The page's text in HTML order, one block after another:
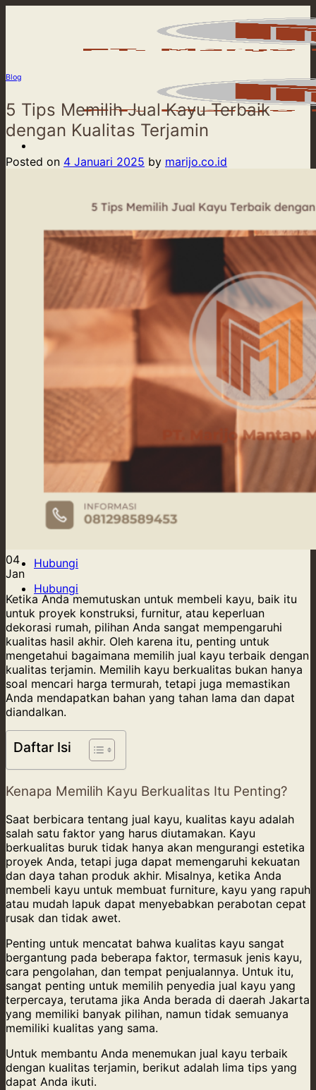
Product
Our Service
Our Supply
Blog
Kontak Kami
Hubungi
Hubungi
Blog
5 Tips Memilih Jual Kayu Terbaik
dengan Kualitas Terjamin
Posted on 4 Januari 2025 by marijo.co.id
04
Jan
Ketika Anda memutuskan untuk membeli kayu, baik itu
untuk proyek konstruksi, furnitur, atau keperluan
dekorasi rumah, pilihan Anda sangat mempengaruhi
kualitas hasil akhir. Oleh karena itu, penting untuk
mengetahui bagaimana memilih jual kayu terbaik dengan
kualitas terjamin. Memilih kayu berkualitas bukan hanya
soal mencari harga termurah, tetapi juga memastikan
Anda mendapatkan bahan yang tahan lama dan dapat
diandalkan.
Daftar Isi
Kenapa Memilih Kayu Berkualitas Itu Penting?
Saat berbicara tentang jual kayu, kualitas kayu adalah
salah satu faktor yang harus diutamakan. Kayu
berkualitas buruk tidak hanya akan mengurangi estetika
proyek Anda, tetapi juga dapat memengaruhi kekuatan
dan daya tahan produk akhir. Misalnya, ketika Anda
membeli kayu untuk membuat furniture, kayu yang rapuh
atau mudah lapuk dapat menyebabkan perabotan cepat
rusak dan tidak awet.
Penting untuk mencatat bahwa kualitas kayu sangat
bergantung pada beberapa faktor, termasuk jenis kayu,
cara pengolahan, dan tempat penjualannya. Untuk itu,
sangat penting untuk memilih penyedia jual kayu yang
terpercaya, terutama jika Anda berada di daerah Jakarta
yang memiliki banyak pilihan, namun tidak semuanya
memiliki kualitas yang sama.
Untuk membantu Anda menemukan jual kayu terbaik
dengan kualitas terjamin, berikut adalah lima tips yang
dapat Anda ikuti.